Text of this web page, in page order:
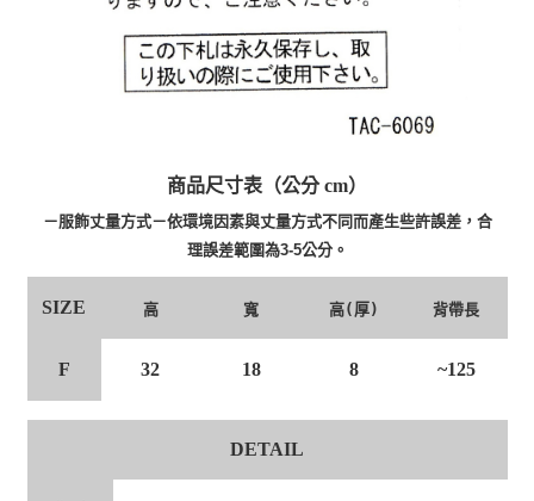
商品尺寸表（公分 cm）
－服飾丈量方式－依環境因素與丈量方式不同而產生些許誤差，合
理誤差範圍為3-5公分。
SIZE 高 寬 高(厚) 背帶長
F 32 18 8 ~125
DETAIL